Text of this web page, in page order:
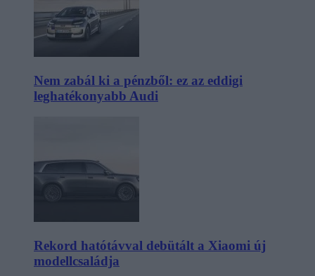
Nem zabál ki a pénzből: ez az eddigi
leghatékonyabb Audi
Rekord hatótávval debütált a Xiaomi új
modellcsaládja